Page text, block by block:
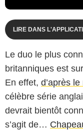
LIRE DANS
Le duo le plus
britanniques est
En effet, d’après
célèbre série
devrait bientôt
s’agit de…